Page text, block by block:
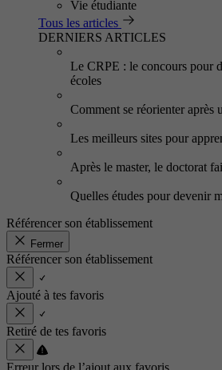
Vie étudiante
Tous les articles
DERNIERS ARTICLES
Le CRPE : le concours pour
écoles
Comment se réorienter après
Les meilleurs sites pour
Après le master, le doctorat
Quelles études pour devenir
Référencer son établissement
Fermer
Référencer son établissement
Ajouté à tes favoris
Retiré de tes favoris
Erreur lors de l’ajout aux favoris